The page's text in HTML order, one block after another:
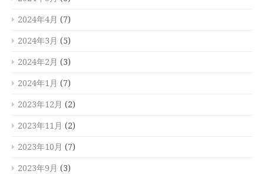
2024年4月 (7)
2024年3月 (5)
2024年2月 (3)
2024年1月 (7)
2023年12月 (2)
2023年11月 (2)
2023年10月 (7)
2023年9月 (3)